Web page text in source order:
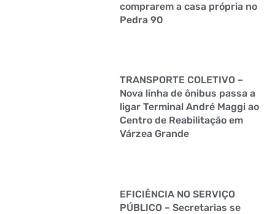
comprarem a casa própria no
Pedra 90
TRANSPORTE COLETIVO –
Nova linha de ônibus passa a
ligar Terminal André Maggi ao
Centro de Reabilitação em
Várzea Grande
EFICIÊNCIA NO SERVIÇO
PÚBLICO – Secretarias se